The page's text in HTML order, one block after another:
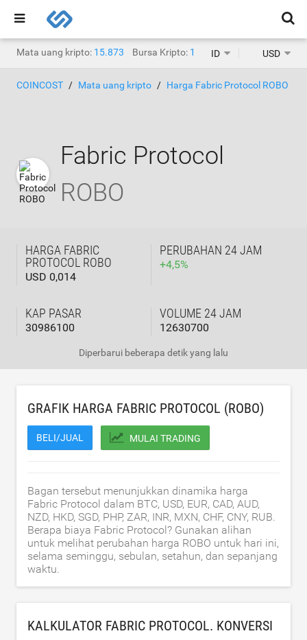
Mata uang kripto: 15.873 Bursa Kripto: 1.468ID USD
COINCOST Mata uang kripto Harga Fabric Protocol ROBO
Fabric Protocol
ROBO
HARGA FABRIC
PROTOCOL ROBO
USD 0,014
PERUBAHAN 24 JAM
+4,5%
KAP PASAR
30986100
VOLUME 24 JAM
12630700
Diperbarui beberapa detik yang lalu
GRAFIK HARGA FABRIC PROTOCOL (ROBO)
BELI/JUAL MULAI TRADING
Bagan tersebut menunjukkan dinamika harga
Fabric Protocol dalam BTC, USD, EUR, CAD, AUD,
NZD, HKD, SGD, PHP, ZAR, INR, MXN, CHF, CNY, RUB.
Berapa biaya Fabric Protocol? Gunakan alihan
untuk melihat perubahan harga ROBO untuk hari ini,
selama seminggu, sebulan, setahun, dan sepanjang
waktu.
KALKULATOR FABRIC PROTOCOL. KONVERSI